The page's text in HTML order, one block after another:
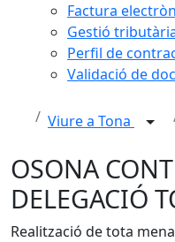
Factura
Gestió
Perfil de
Validació de
Viure a Tona
OSONA
DELEGACIÓ
Realització de tota